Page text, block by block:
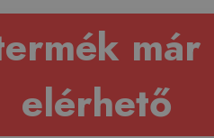
már
elérhető